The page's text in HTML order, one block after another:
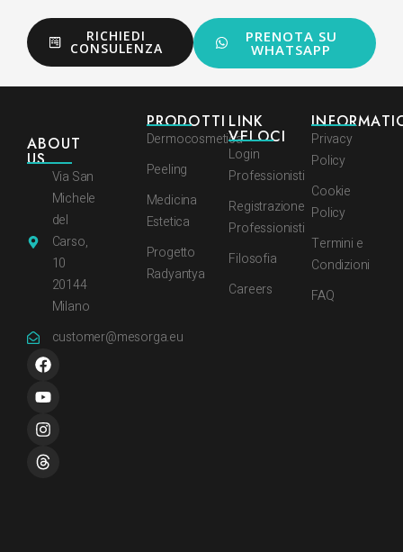
RICHIEDI
CONSULENZA
PRENOTA SU
WHATSAPP
ABOUT
US
Via San
Michele
del
Carso,
10
20144
Milano
customer@mesorga.eu
PRODOTTI
Dermocosmetica
Peeling
Medicina
Estetica
Progetto
Radyantya
LINK
VELOCI
Login
Professionisti
Registrazione
Professionisti
Filosofia
Careers
Privacy
Policy
Cookie
Policy
Termini e
Condizioni
FAQ